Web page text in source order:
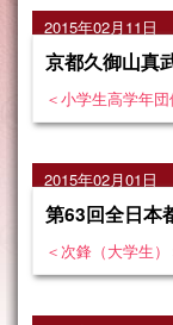
2015年02月11日
京都久御山真
＜小学生高学年
2015年02月01日
第63回全日本
＜次鋒（大学生